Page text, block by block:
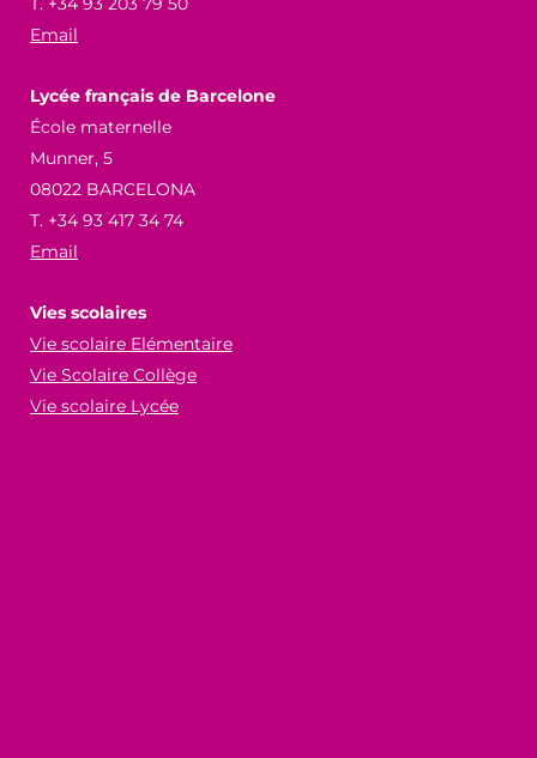
Email
Lycée français de Barcelone
École maternelle
Munner, 5
08022 BARCELONA
T. +34 93 417 34 74
Email
Vies scolaires
Vie scolaire Elémentaire
Vie Scolaire Collège
Vie scolaire Lycée